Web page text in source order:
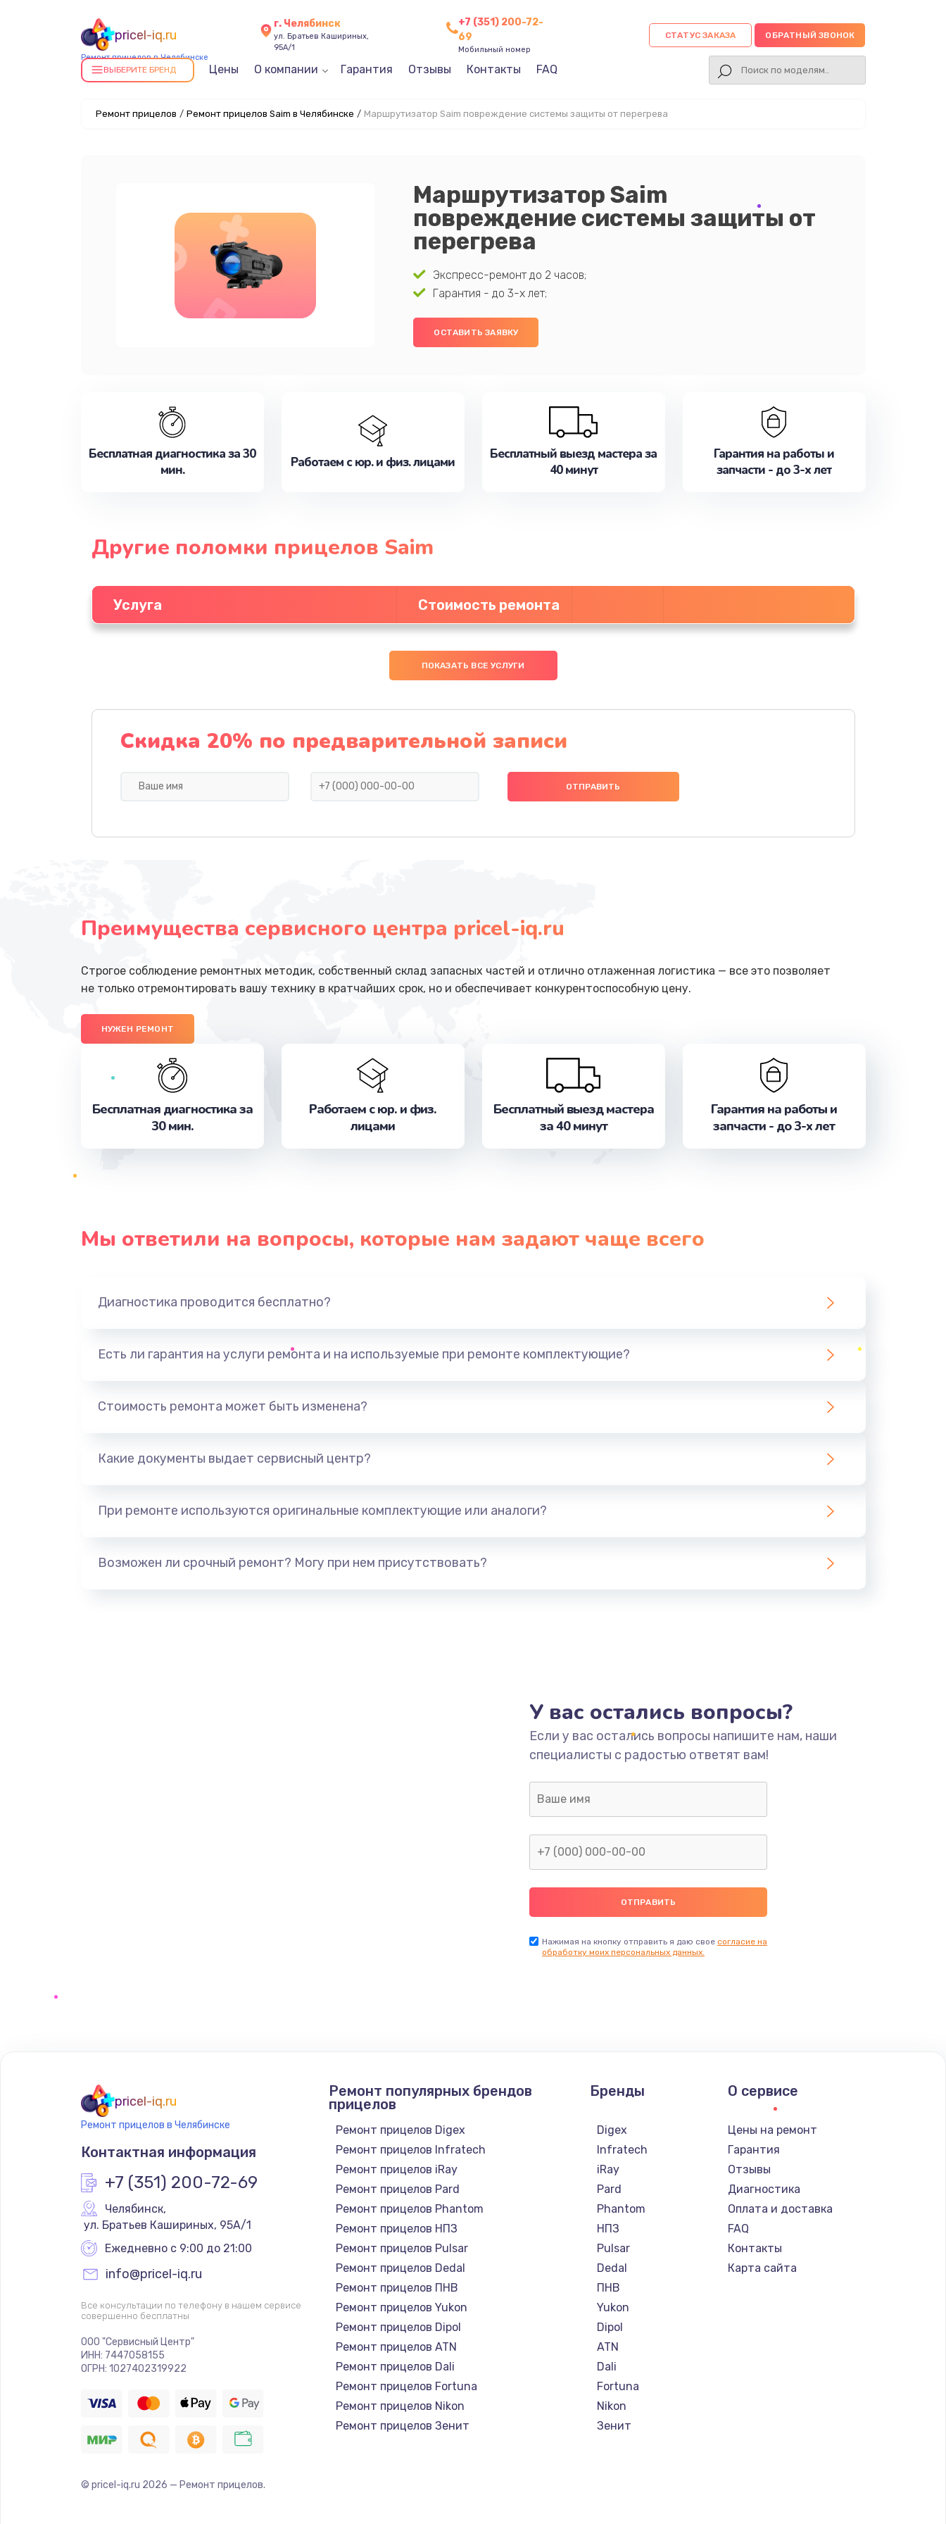
pricel-iq.ru
Ремонт прицелов в Челябинске
г. Челябинск
ул. Братьев Кашириных,
95А/1
+7 (351) 200-72-
69
Мобильный номер
СТАТУС ЗАКАЗА ОБРАТНЫЙ ЗВОНОК
ВЫБЕРИТЕ БРЕНД Цены О компании Гарантия Отзывы Контакты FAQ
Ремонт прицелов / Ремонт прицелов Saim в Челябинске / Маршрутизатор Saim повреждение системы защиты от перегрева
Маршрутизатор Saim
повреждение системы защиты от
перегрева
Экспресс-ремонт до 2 часов;
Гарантия - до 3-х лет;
ОСТАВИТЬ ЗАЯВКУ
Бесплатная диагностика за 30
мин.
Работаем с юр. и физ. лицами
Бесплатный выезд мастера за
40 минут
Гарантия на работы и
запчасти - до 3-х лет
Другие поломки прицелов Saim
Услуга Стоимость ремонта
ПОКАЗАТЬ ВСЕ УСЛУГИ
Скидка 20% по предварительной записи
Преимущества сервисного центра pricel-iq.ru
Строгое соблюдение ремонтных методик, собственный склад запасных частей и отлично отлаженная логистика — все это позволяет
не только отремонтировать вашу технику в кратчайших срок, но и обеспечивает конкурентоспособную цену.
НУЖЕН РЕМОНТ
Бесплатная диагностика за
30 мин.
Работаем с юр. и физ.
лицами
Бесплатный выезд мастера
за 40 минут
Гарантия на работы и
запчасти - до 3-х лет
Мы ответили на вопросы, которые нам задают чаще всего
Диагностика проводится бесплатно?
Есть ли гарантия на услуги ремонта и на используемые при ремонте комплектующие?
Стоимость ремонта может быть изменена?
Какие документы выдает сервисный центр?
При ремонте используются оригинальные комплектующие или аналоги?
Возможен ли срочный ремонт? Могу при нем присутствовать?
У вас остались вопросы?
Если у вас остались вопросы напишите нам, наши
специалисты с радостью ответят вам!
Нажимая на кнопку отправить я даю свое согласие на
обработку моих персональных данных.
pricel-iq.ru
Ремонт прицелов в Челябинске
Контактная информация
+7 (351) 200-72-69
Челябинск,
ул. Братьев Кашириных, 95А/1
Ежедневно с 9:00 до 21:00
info@pricel-iq.ru
Все консультации по телефону в нашем сервисе
совершенно бесплатны
ООО "Сервисный Центр"
ИНН: 7447058155
ОГРН: 1027402319922
Ремонт популярных брендов
прицелов
Ремонт прицелов Digex
Ремонт прицелов Infratech
Ремонт прицелов iRay
Ремонт прицелов Pard
Ремонт прицелов Phantom
Ремонт прицелов НПЗ
Ремонт прицелов Pulsar
Ремонт прицелов Dedal
Ремонт прицелов ПНВ
Ремонт прицелов Yukon
Ремонт прицелов Dipol
Ремонт прицелов ATN
Ремонт прицелов Dali
Ремонт прицелов Fortuna
Ремонт прицелов Nikon
Ремонт прицелов Зенит
Бренды
Digex
Infratech
iRay
Pard
Phantom
НПЗ
Pulsar
Dedal
ПНВ
Yukon
Dipol
ATN
Dali
Fortuna
Nikon
Зенит
О сервисе
Цены на ремонт
Гарантия
Отзывы
Диагностика
Оплата и доставка
FAQ
Контакты
Карта сайта
© pricel-iq.ru 2026 — Ремонт прицелов.